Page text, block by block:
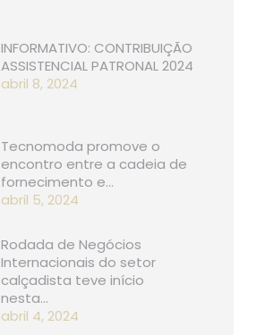
INFORMATIVO: CONTRIBUIÇÃO
ASSISTENCIAL PATRONAL 2024
abril 8, 2024
Tecnomoda promove o
encontro entre a cadeia de
fornecimento e…
abril 5, 2024
Rodada de Negócios
Internacionais do setor
calçadista teve início
nesta…
abril 4, 2024